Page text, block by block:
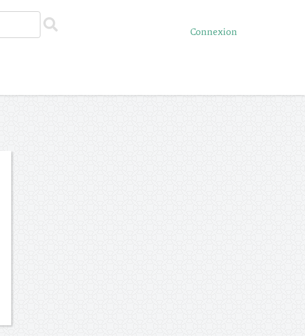
Connexion